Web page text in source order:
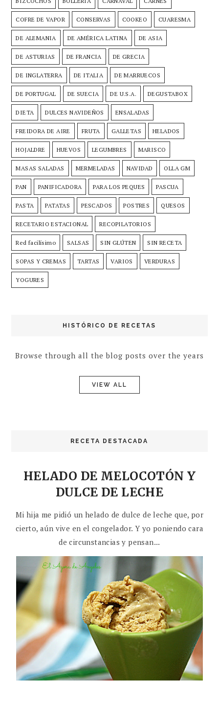
COFRE DE VAPOR CONSERVAS COOKEO CUARESMA
DE ALEMANIA DE AMÉRICA LATINA DE ASIA
DE ASTURIAS DE FRANCIA DE GRECIA
DE INGLATERRA DE ITALIA DE MARRUECOS
DE PORTUGAL DE SUECIA DE U.S.A. DEGUSTABOX
DIETA DULCES NAVIDEÑOS ENSALADAS
FREIDORA DE AIRE FRUTA GALLETAS HELADOS
HOJALDRE HUEVOS LEGUMBRES MARISCO
MASAS SALADAS MERMELADAS NAVIDAD OLLA GM
PAN PANIFICADORA PARA LOS PEQUES PASCUA
PASTA PATATAS PESCADOS POSTRES QUESOS
RECETARIO ESTACIONAL RECOPILATORIOS
Red facilísimo SALSAS SIN GLÚTEN SIN RECETA
SOPAS Y CREMAS TARTAS VARIOS VERDURAS
YOGURES
HISTÓRICO DE RECETAS
Browse through all the blog posts over the years
VIEW ALL
RECETA DESTACADA
HELADO DE MELOCOTÓN Y
DULCE DE LECHE
Mi hija me pidió un helado de dulce de leche que, por
cierto, aún vive en el congelador. Y yo poniendo cara
de circunstancias y pensan...